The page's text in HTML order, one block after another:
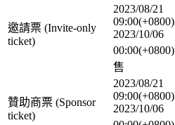
邀請票 (Invite-only
ticket)
2023/08/21
09:00(+0800)
2023/10/06
00:00(+0800)
售
贊助商票 (Sponsor
ticket)
2023/08/21
09:00(+0800)
2023/10/06